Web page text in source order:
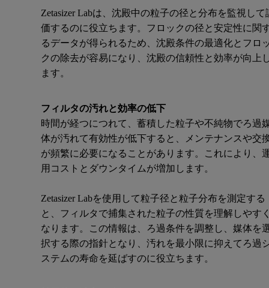
Zetasizer Labは、沈殿中の粒子の径と分布を監視して
価するのに役立ちます。フロックの径と安定性に関
るデータが得られるため、沈殿条件の最適化とフロ
クの除去が容易になり、沈殿の信頼性と効率が向上
ます。
フィルタの汚れと効率の低下
時間が経つにつれて、蓄積した粒子や不純物でろ過
体が汚れて有効性が低下すると、メンテナンスや交
が頻繁に必要になることがあります。これにより、
用コストとダウンタイムが増加します。
Zetasizer Labを使用して粒子径と粒子分布を測定する
と、フィルタで捕集された粒子の性質を理解しやす
なります。この情報は、ろ過条件を調整し、媒体を
択する際の指針となり、汚れを最小限に抑えてろ過
ステムの寿命を延ばすのに役立ちます。